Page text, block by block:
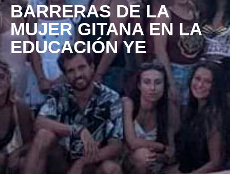
BARRERAS DE LA
MUJER GITANA EN LA
EDUCACIÓN YE